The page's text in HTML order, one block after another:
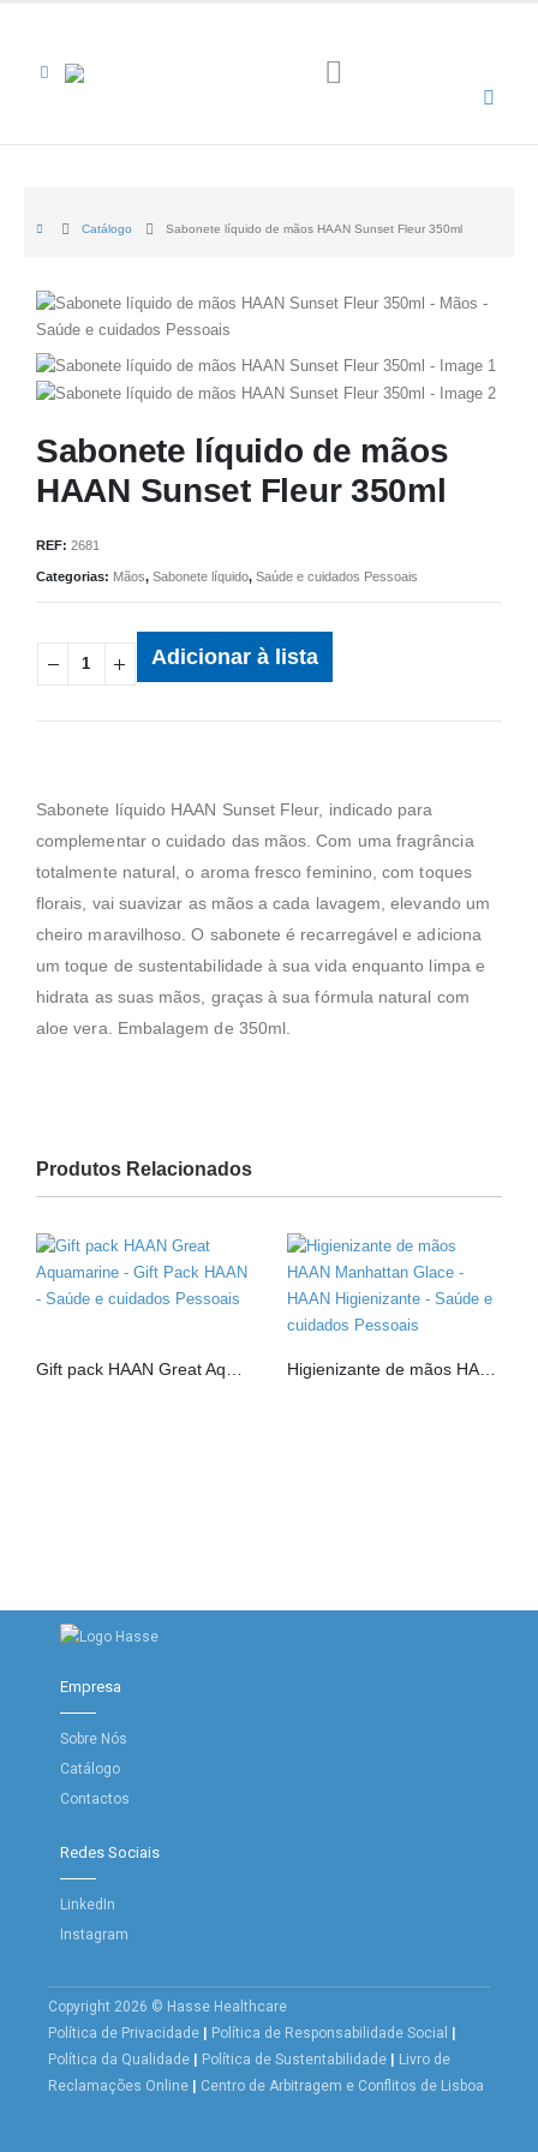
Catálogo Sabonete líquido de mãos HAAN Sunset Fleur 350ml
Sabonete líquido de mãos
HAAN Sunset Fleur 350ml
REF: 2681
Categorias: Mãos, Sabonete líquido, Saúde e cuidados Pessoais
Adicionar à lista
Sabonete líquido HAAN Sunset Fleur, indicado para
complementar o cuidado das mãos. Com uma fragrância
totalmente natural, o aroma fresco feminino, com toques
florais, vai suavizar as mãos a cada lavagem, elevando um
cheiro maravilhoso. O sabonete é recarregável e adiciona
um toque de sustentabilidade à sua vida enquanto limpa e
hidrata as suas mãos, graças à sua fórmula natural com
aloe vera. Embalagem de 350ml.
Produtos Relacionados
Gift pack HAAN Great Aquamarine Higienizante de mãos HAAN Manhattan Glace
Empresa
Sobre Nós
Catálogo
Contactos
Redes Sociais
LinkedIn
Instagram
Copyright 2026 © Hasse Healthcare
Política de Privacidade
Política de Responsabilidade Social
Política da Qualidade
Política de Sustentabilidade
Livro de
Reclamações Online
Centro de Arbitragem e Conflitos de Lisboa